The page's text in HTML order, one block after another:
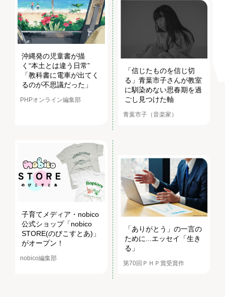
沖縄発の児童書が描
く“本土とは違う日常”
「教科書に電車が出てく
るのが不思議だった」
PHPオンライン編集部
「信じたものを信じ切
る」青葉市子さんが教室
に馴染めない思春期を過
ごし見つけた軸
青葉市子（音楽家）
子育てメディア・nobico
公式ショップ「nobico
STORE(のびこすとあ)」
がオープン！
nobico編集部
「ありがとう」の一言の
ために...エッセイ「生き
る」
第70回ＰＨＰ賞受賞作